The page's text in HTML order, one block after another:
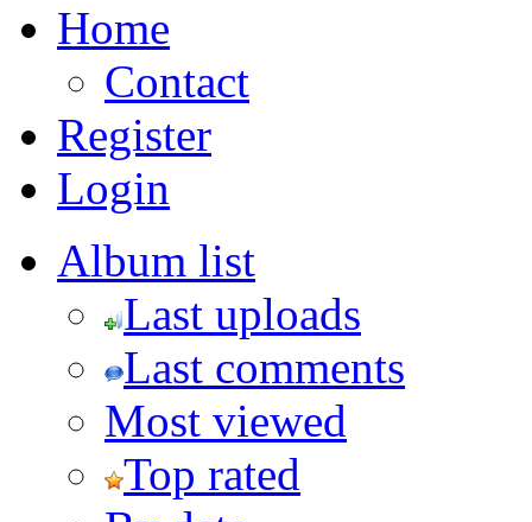
Home
Contact
Register
Login
Album list
Last uploads
Last comments
Most viewed
Top rated